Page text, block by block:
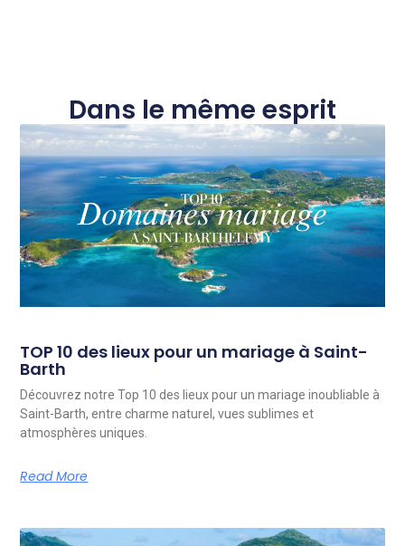
Dans le même esprit
TOP 10 des lieux pour un mariage à Saint-
Barth
Découvrez notre Top 10 des lieux pour un mariage inoubliable à
Saint-Barth, entre charme naturel, vues sublimes et
atmosphères uniques.
Read More